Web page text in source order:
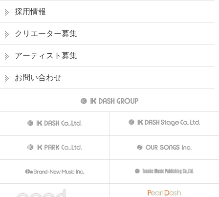
採用情報
クリエーター募集
アーティスト募集
お問い合わせ